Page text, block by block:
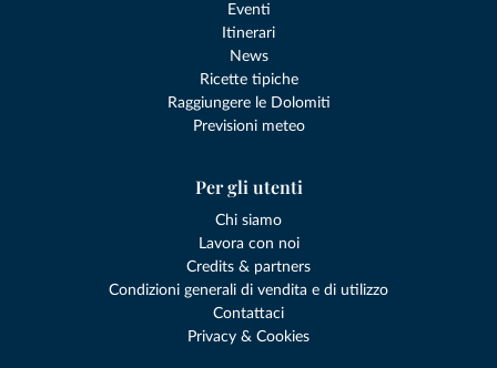
Eventi
Itinerari
News
Ricette tipiche
Raggiungere le Dolomiti
Previsioni meteo
Per gli utenti
Chi siamo
Lavora con noi
Credits & partners
Condizioni generali di vendita e di utilizzo
Contattaci
Privacy & Cookies